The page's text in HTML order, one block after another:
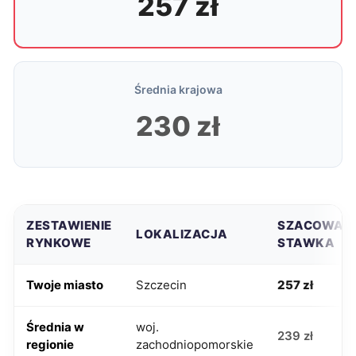
Średnia krajowa
230 zł
ZESTAWIENIE
RYNKOWE
LOKALIZACJA
STAWKA
Twoje miasto Szczecin 257 zł
Średnia w
regionie
woj.
zachodniopomorskie
239 zł